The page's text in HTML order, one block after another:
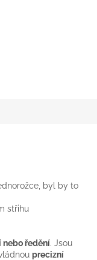
byl by to
střihu
nebo ředění. Jsou
precizní